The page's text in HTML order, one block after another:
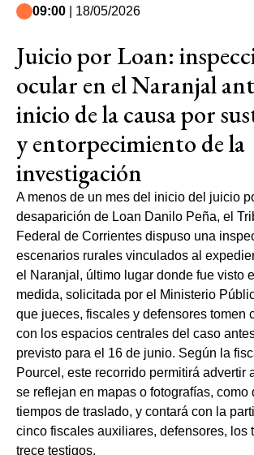
09:00 | 18/05/2026
Juicio por Loan:
ocular en el Naranjal
inicio de la causa por
y entorpecimiento de la
investigación
A menos de un mes del inicio del juicio
desaparición de Loan Danilo Peña, el
Federal de Corrientes dispuso una
escenarios rurales vinculados al
el Naranjal, último lugar donde fue visto
medida, solicitada por el Ministerio
que jueces, fiscales y defensores tomen
con los espacios centrales del caso
previsto para el 16 de junio. Según la
Pourcel, este recorrido permitirá advertir
se reflejan en mapas o fotografías, como
tiempos de traslado, y contará con la
cinco fiscales auxiliares, defensores, los
trece testigos.